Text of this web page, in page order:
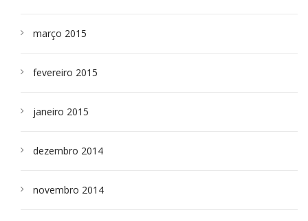
março 2015
fevereiro 2015
janeiro 2015
dezembro 2014
novembro 2014